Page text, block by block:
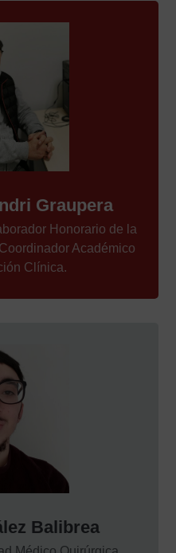
Graupera
Honorario de la
Académico
Clínica.
Balibrea